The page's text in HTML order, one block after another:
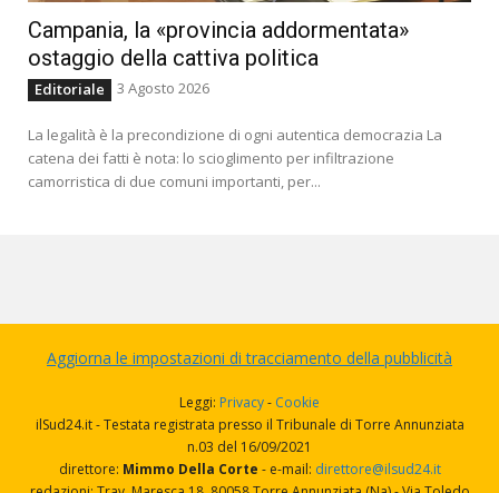
Campania, la «provincia addormentata»
ostaggio della cattiva politica
Editoriale 3 Agosto 2026
La legalità è la precondizione di ogni autentica democrazia La
catena dei fatti è nota: lo scioglimento per infiltrazione
camorristica di due comuni importanti, per...
Aggiorna le impostazioni di tracciamento della pubblicità
Leggi: Privacy- Cookie
ilSud24.it - Testata registrata presso il Tribunale di Torre Annunziata
n.03 del 16/09/2021
direttore: Mimmo Della Corte - e-mail: direttore@ilsud24.it